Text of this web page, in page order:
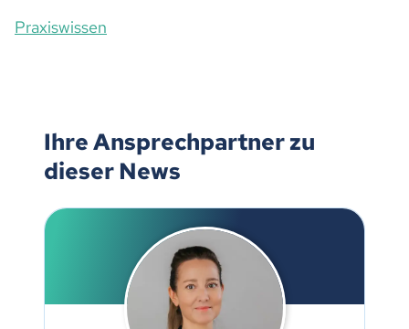
Praxiswissen
Ihre Ansprechpartner zu
dieser News